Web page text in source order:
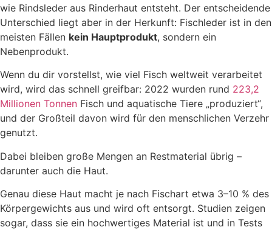
wie Rindsleder aus Rinderhaut entsteht. Der entscheidende
Unterschied liegt aber in der Herkunft: Fischleder ist in den
meisten Fällen kein Hauptprodukt, sondern ein
Nebenprodukt.
Wenn du dir vorstellst, wie viel Fisch weltweit verarbeitet
wird, wird das schnell greifbar: 2022 wurden rund 223,2
Millionen Tonnen Fisch und aquatische Tiere „produziert“,
und der Großteil davon wird für den menschlichen Verzehr
genutzt.
Dabei bleiben große Mengen an Restmaterial übrig –
darunter auch die Haut.
Genau diese Haut macht je nach Fischart etwa 3–10 % des
Körpergewichts aus und wird oft entsorgt. Studien zeigen
sogar, dass sie ein hochwertiges Material ist und in Tests